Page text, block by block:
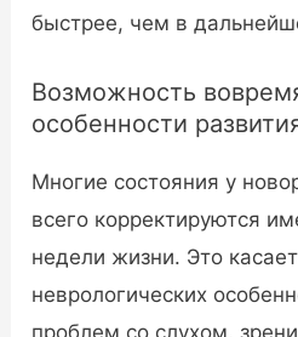
быстрее, чем в
Возможность
особенности
Многие состояния у
всего корректируются
недели жизни. Это
неврологических
проблем со слухом,